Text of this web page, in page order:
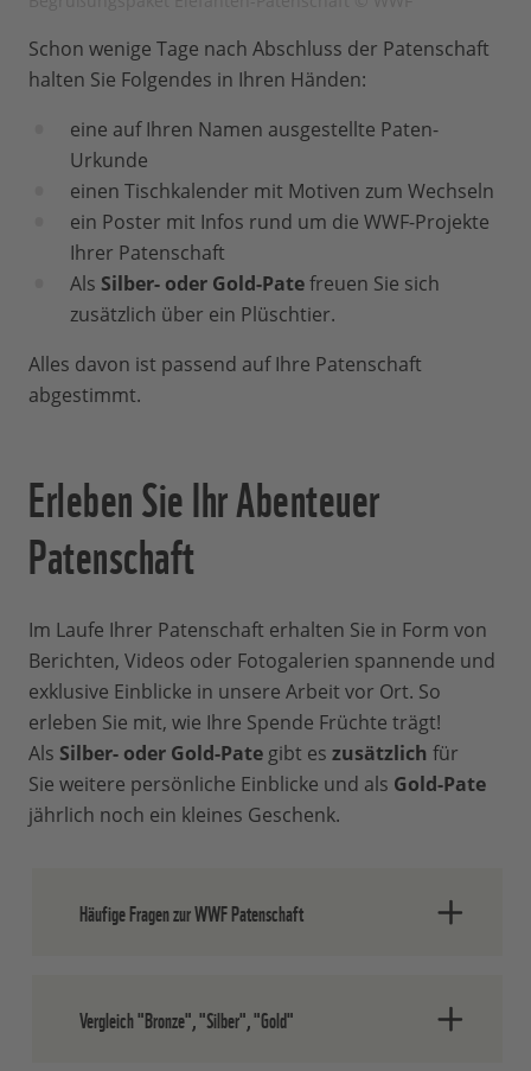
Schon wenige Tage nach Abschluss der Patenschaft
halten Sie Folgendes in Ihren Händen:
eine auf Ihren Namen ausgestellte Paten-
Urkunde
einen Tischkalender mit Motiven zum Wechseln
ein Poster mit Infos rund um die WWF-Projekte
Ihrer Patenschaft
Als Silber- oder Gold-Patefreuen Sie sich
zusätzlich über ein Plüschtier.
Alles davon ist passend auf Ihre Patenschaft
abgestimmt.
Erleben Sie Ihr Abenteuer
Patenschaft
Im Laufe Ihrer Patenschaft erhalten Sie in Form von
Berichten, Videos oder Fotogalerien spannende und
exklusive Einblicke in unsere Arbeit vor Ort. So
erleben Sie mit, wie Ihre Spende Früchte trägt!
Als Silber- oder Gold-Pate gibt es zusätzlich für
Sie weitere persönliche Einblicke und als Gold-Pate
jährlich noch ein kleines Geschenk.
Häufige Fragen zur WWF Patenschaft
Vergleich "Bronze", "Silber", "Gold"